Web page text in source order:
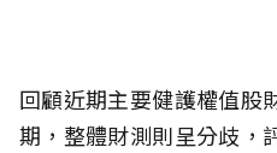
回顧近期主要健護權值股
期，整體財測則呈分歧，